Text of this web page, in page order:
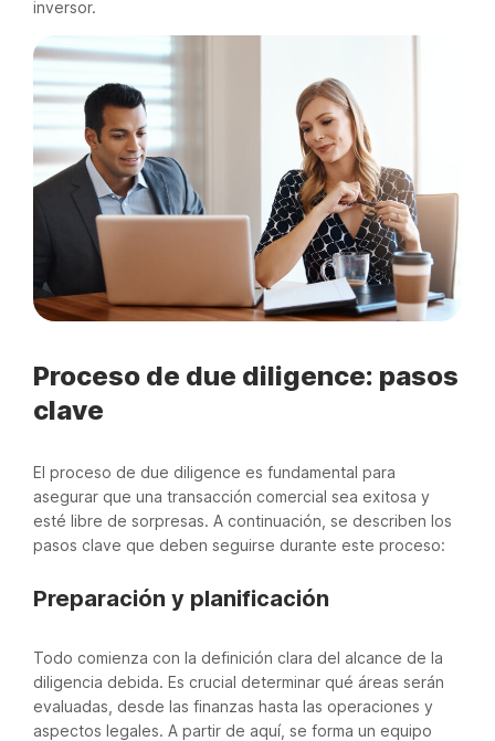
inversor.
Proceso de due diligence: pasos
clave
El proceso de due diligence es fundamental para
asegurar que una transacción comercial sea exitosa y
esté libre de sorpresas. A continuación, se describen los
pasos clave que deben seguirse durante este proceso:
Preparación y planificación
Todo comienza con la definición clara del alcance de la
diligencia debida. Es crucial determinar qué áreas serán
evaluadas, desde las finanzas hasta las operaciones y
aspectos legales. A partir de aquí, se forma un equipo